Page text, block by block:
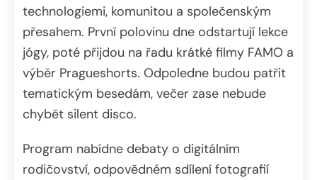
technologiemi, komunitou a společenským
přesahem. První polovinu dne odstartují lekce
jógy, poté přijdou na řadu krátké filmy FAMO a
výběr Pragueshorts. Odpoledne budou patřit
tematickým besedám, večer zase nebude
chybět silent disco.
Program nabídne debaty o digitálním
rodičovství, odpovědném sdílení fotografií